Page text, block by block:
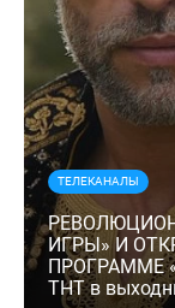
ТЕЛЕКАНАЛЫ
ИГРЫ» И
ПРОГРАММЕ
ТНТ в